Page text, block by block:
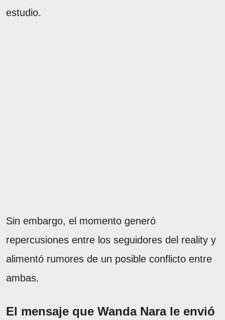
estudio.
Sin embargo, el momento generó
repercusiones entre los seguidores del reality y
alimentó rumores de un posible conflicto entre
ambas.
El mensaje que Wanda Nara le envió